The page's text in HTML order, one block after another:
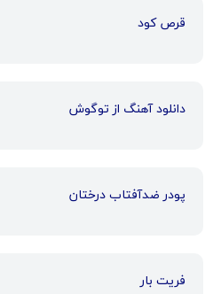
قرص کود
دانلود آهنگ از توگوش
پودر ضدآفتاب درختان
فریت بار